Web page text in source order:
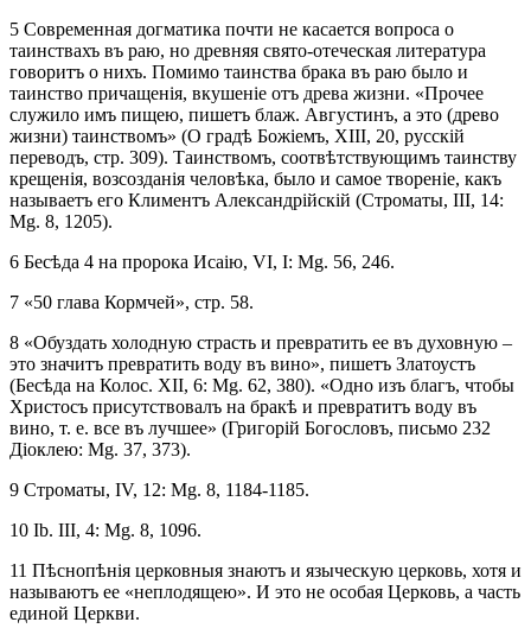
5 Современная догматика почти не касается вопроса о
таинствахъ въ раю, но древняя свято-отеческая литература
говоритъ о нихъ. Помимо таинства брака въ раю было и
таинство причащенія, вкушеніе отъ древа жизни. «Прочее
служило имъ пищею, пишетъ блаж. Августинъ, а это (древо
жизни) таинствомъ» (О градѣ Божіемъ, XIII, 20, русскій
переводъ, стр. 309). Таинствомъ, соотвѣтствующимъ таинству
крещенія, возсозданія человѣка, было и самое твореніе, какъ
называетъ его Климентъ Александрійскій (Строматы, III, 14:
Mg. 8, 1205).
6 Бесѣда 4 на пророка Исаію, VI, I: Mg. 56, 246.
7 «50 глава Кормчей», стр. 58.
8 «Обуздать холодную страсть и превратить ее въ духовную –
это значитъ превратить воду въ вино», пишетъ Златоустъ
(Бесѣда на Колос. XII, 6: Mg. 62, 380). «Одно изъ благъ, чтобы
Христосъ присутствовалъ на бракѣ и превратитъ воду въ
вино, т. е. все въ лучшее» (Григорій Богословъ, письмо 232
Діоклею: Mg. 37, 373).
9 Строматы, IV, 12: Mg. 8, 1184-1185.
10 Ib. III, 4: Mg. 8, 1096.
11 Пѣснопѣнія церковныя знаютъ и языческую церковь, хотя и
называютъ ее «неплодящею». И это не особая Церковь, а часть
единой Церкви.